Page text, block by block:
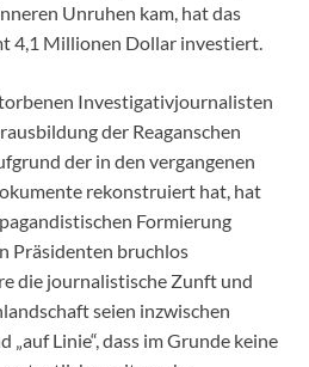
Unruhen kam, hat das
4,1 Millionen Dollar investiert.
Investigativjournalisten
der Reaganschen
der in den vergangenen
rekonstruiert hat, hat
Formierung
Präsidenten bruchlos
die journalistische Zunft und
seien inzwischen
„auf Linie“, dass im Grunde keine